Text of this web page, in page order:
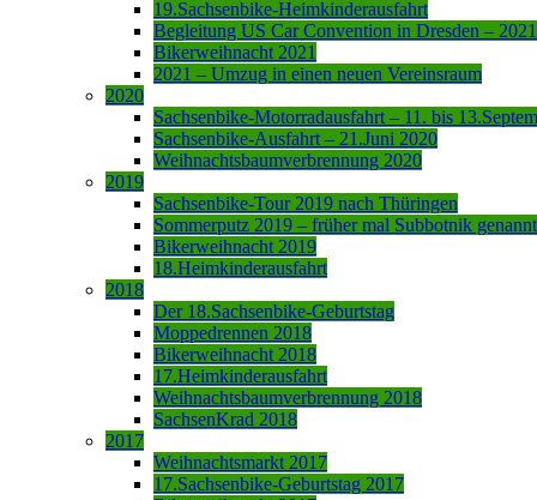
19.Sachsenbike-Heimkinderausfahrt
Begleitung US Car Convention in Dresden – 2021
Bikerweihnacht 2021
2021 – Umzug in einen neuen Vereinsraum
2020
Sachsenbike-Motorradausfahrt – 11. bis
Sachsenbike-Ausfahrt – 21.Juni 2020
Weihnachtsbaumverbrennung 2020
2019
Sachsenbike-Tour 2019 nach Thüringen
Sommerputz 2019 – früher mal Subbotnik genannt
Bikerweihnacht 2019
18.Heimkinderausfahrt
2018
Der 18.Sachsenbike-Geburtstag
Moppedrennen 2018
Bikerweihnacht 2018
17.Heimkinderausfahrt
Weihnachtsbaumverbrennung 2018
SachsenKrad 2018
2017
Weihnachtsmarkt 2017
17.Sachsenbike-Geburtstag 2017